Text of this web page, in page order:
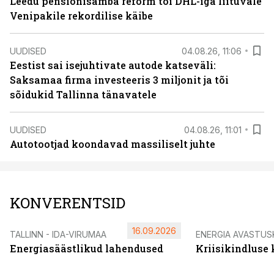
Venipakile rekordilise käibe
UUDISED 04.08.26, 11:06
Eestist sai isejuhtivate autode katseväli:
Saksamaa firma investeeris 3 miljonit ja tõi
sõidukid Tallinna tänavatele
UUDISED 04.08.26, 11:01
Autotootjad koondavad massiliselt juhte
KONVERENTSID
TALLINN - IDA-VIRUMAA
Energiasäästlikud lahendused
16.09.2026 ENERGIA
Kriisikindluse